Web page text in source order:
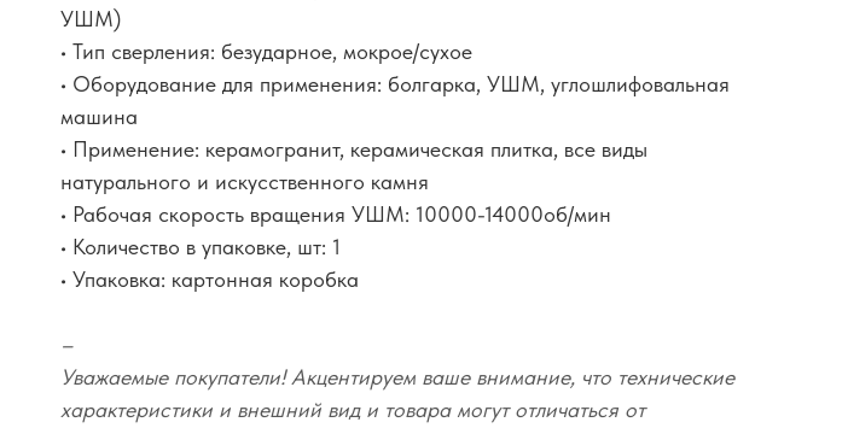
УШМ)
• Тип сверления: безударное, мокрое/сухое
• Оборудование для применения: болгарка, УШМ, углошлифовальная
машина
• Применение: керамогранит, керамическая плитка, все виды
натурального и искусственного камня
• Рабочая скорость вращения УШМ: 10000-14000об/мин
• Количество в упаковке, шт: 1
• Упаковка: картонная коробка
–
Уважаемые покупатели! Акцентируем ваше внимание, что технические
характеристики и внешний вид и товара могут отличаться от